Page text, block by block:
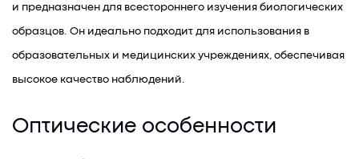
и предназначен для всестороннего изучения биологических
образцов. Он идеально подходит для использования в
образовательных и медицинских учреждениях, обеспечивая
высокое качество наблюдений.
Оптические особенности